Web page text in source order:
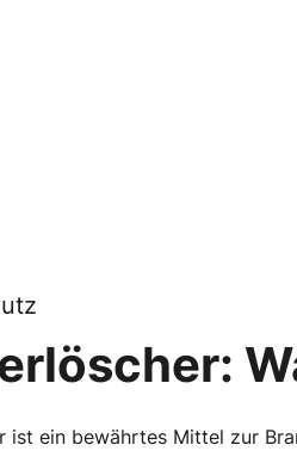
ist ein bewährtes Mittel zur